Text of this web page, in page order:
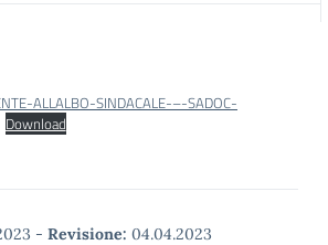
ALLALBO-SINDACALE-–-SADOC-
Download
- Revisione: 04.04.2023